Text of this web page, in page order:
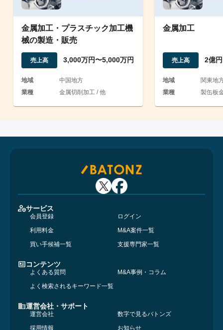
金属加工・プラスチック加工機
械の製造・販売
売上高 3,000万円〜5,000万円
地域
中国地方
業種
金属切削加工 / 他
金属加工
売上高 2億
地域
関東地
業種
製缶板
サービス
会員登録
ログイン
利用料金
M&A案件一覧
買い手候補一覧
支援専門家一覧
コンテンツ
よくある質問
M&A事例・コラム
よく検索されるキーワード一覧
運営会社・サポート
運営会社
数字で見るバトンズ
採用情報
お知らせ